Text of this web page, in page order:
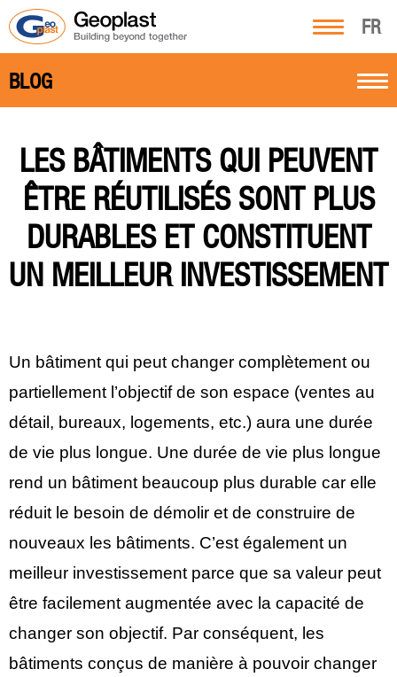
FR
BLOG
LES BÂTIMENTS QUI PEUVENT
ÊTRE RÉUTILISÉS SONT PLUS
DURABLES ET CONSTITUENT
UN MEILLEUR INVESTISSEMENT
Un bâtiment qui peut changer complètement ou
partiellement l’objectif de son espace (ventes au
détail, bureaux, logements, etc.) aura une durée
de vie plus longue. Une durée de vie plus longue
rend un bâtiment beaucoup plus durable car elle
réduit le besoin de démolir et de construire de
nouveaux les bâtiments. C’est également un
meilleur investissement parce que sa valeur peut
être facilement augmentée avec la capacité de
changer son objectif. Par conséquent, les
bâtiments conçus de manière à pouvoir changer